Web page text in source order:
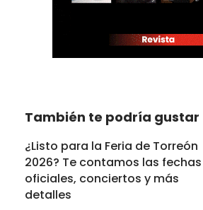
También te podría gustar
¿Listo para la Feria de Torreón
2026? Te contamos las fechas
oficiales, conciertos y más
detalles